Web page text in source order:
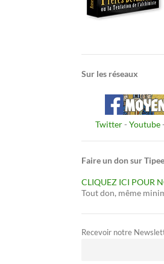
Sur les réseaux
Twitter- Youtube-
Faire un don sur
CLIQUEZ ICI POUR
Tout don, même
Recevoir notre